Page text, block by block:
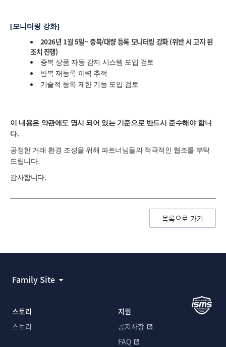
[모니터링 강화]
2026년 1월 5일~ 중복/대량 등록 모니터링 강화 (위반 시 고지 된
조치 진행)
중복 상품 자동 감지 시스템 도입 검토
반복 재등록 이력 추적
기술적 등록 제한 기능 도입 검토
이 내용은 약관에도 명시 되어 있는 기준으로 반드시 준수해야 합니
다.
공정한 거래 환경 조성을 위해 파트너님들의 적극적인 협조를 부탁
드립니다.
감사합니다.
목록으로 가기
Family Site
스토리
스토리
지원
공지사항
FAQ